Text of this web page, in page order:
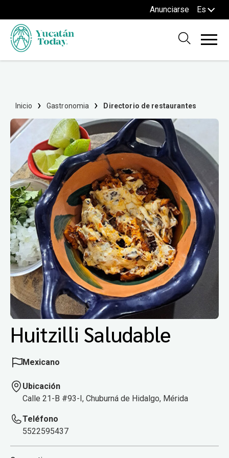
Anunciarse Es
Inicio Gastronomia Directorio de restaurantes
Huitzilli Saludable
Mexicano
Ubicación
Calle 21-B #93-I, Chuburná de Hidalgo, Mérida
Teléfono
5522595437